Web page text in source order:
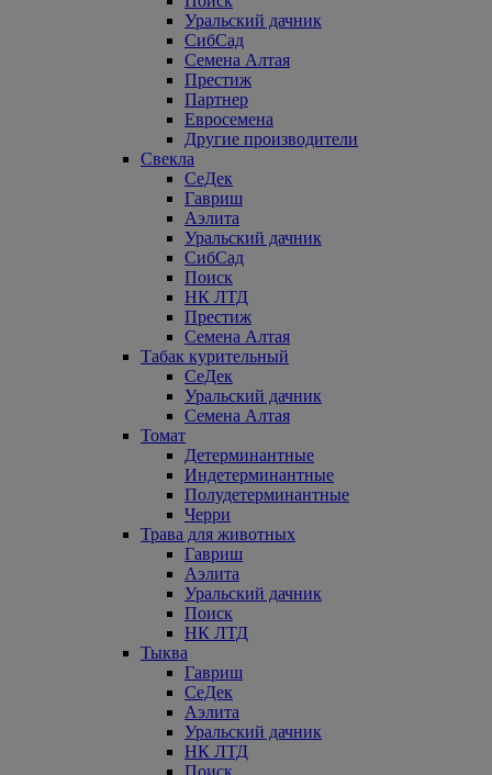
Уральский дачник
СибСад
Семена Алтая
Престиж
Партнер
Евросемена
Другие производители
Свекла
СеДек
Гавриш
Аэлита
Уральский дачник
СибСад
Поиск
НК ЛТД
Престиж
Семена Алтая
Табак курительный
СеДек
Уральский дачник
Семена Алтая
Томат
Детерминантные
Индетерминантные
Полудетерминантные
Черри
Трава для животных
Гавриш
Аэлита
Уральский дачник
Поиск
НК ЛТД
Тыква
Гавриш
СеДек
Аэлита
Уральский дачник
НК ЛТД
Поиск